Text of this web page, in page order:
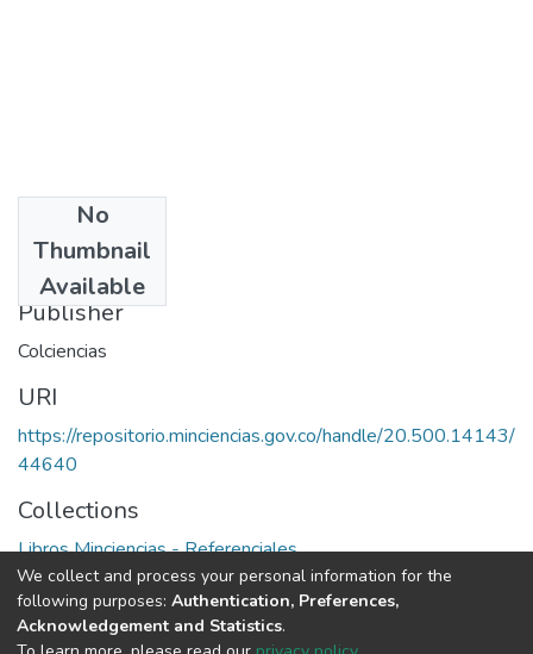
No
Thumbnail
Available
1995
Publisher
Colciencias
URI
https://repositorio.minciencias.gov.co/handle/20.500.14143/
44640
Collections
Libros Minciencias - Referenciales
Full item page
We collect and process your personal information for the
following purposes: Authentication, Preferences,
Acknowledgement and Statistics.